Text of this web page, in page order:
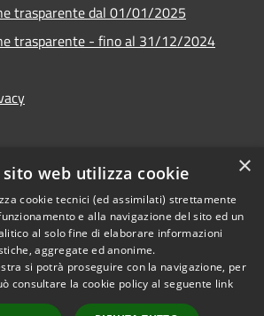
trasparente dal 01/01/2025
trasparente - fino al 31/12/2024
del sito
Copyright © 2026 • Comune di
Rubiera • Powered by
×
sito web utilizza cookie
cookie tecnici (ed assimilati) strettamente
e alla navigazione del sito ed un
al solo fine di elaborare informazioni
aggregate ed anonime.
si potrà proseguire con la navigazione, per
consultare la cookie policy al seguente link